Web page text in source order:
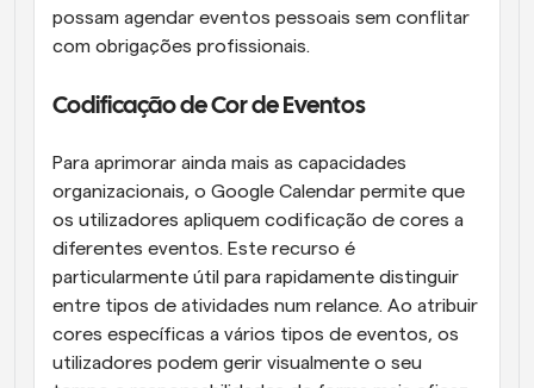
possam agendar eventos pessoais sem conflitar
com obrigações profissionais.
Codificação de Cor de Eventos
Para aprimorar ainda mais as capacidades
organizacionais, o Google Calendar permite que
os utilizadores apliquem codificação de cores a
diferentes eventos. Este recurso é
particularmente útil para rapidamente distinguir
entre tipos de atividades num relance. Ao atribuir
cores específicas a vários tipos de eventos, os
utilizadores podem gerir visualmente o seu